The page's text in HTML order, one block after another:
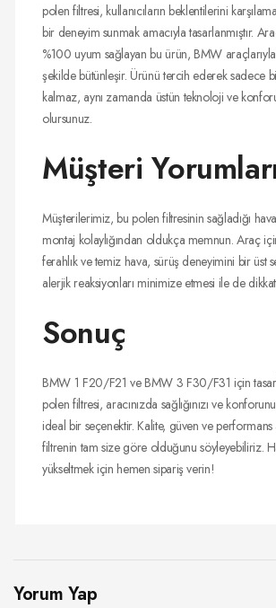
polen filtresi, kullanıcıların beklentilerini
bir deneyim sunmak amacıyla tasarlanmıştır.
%100 uyum sağlayan bu ürün, BMW
şekilde bütünleşir. Ürünü tercih ederek sadece
kalmaz, aynı zamanda üstün teknoloji ve
olursunuz.
Müşteri
Müşterilerimiz, bu polen filtresinin sağladığı
montaj kolaylığından oldukça memnun. Araç
ferahlık ve temiz hava, sürüş deneyimini bir üst
alerjik reaksiyonları minimize etmesi ile de
Sonuç
BMW 1 F20/F21 ve BMW 3 F30/F31 için
polen filtresi, aracınızda sağlığınızı ve
ideal bir seçenektir. Kalite, güven ve performans
filtrenin tam size göre olduğunu söyleyebiliriz.
yükseltmek için hemen sipariş verin!
Yorum Yap